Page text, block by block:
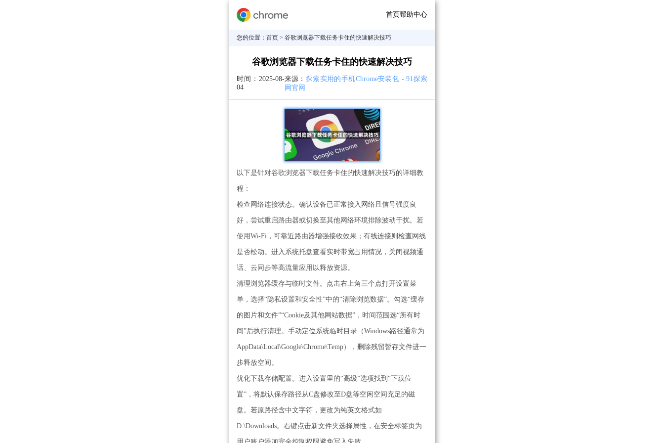
首页帮助中心
您的位置： 首页 > 谷歌浏览器下载任务卡住的快速解决技巧
谷歌浏览器下载任务卡住的快速解决技巧
时间： 2025-08-
04
来源： 探索实用的手机Chrome安装包 - 91探索
网官网
以下是针对谷歌浏览器下载任务卡住的快速解决技巧的详细教
程：
检查网络连接状态。确认设备已正常接入网络且信号强度良
好，尝试重启路由器或切换至其他网络环境排除波动干扰。若
使用Wi-Fi，可靠近路由器增强接收效果；有线连接则检查网线
是否松动。进入系统托盘查看实时带宽占用情况，关闭视频通
话、云同步等高流量应用以释放资源。
清理浏览器缓存与临时文件。点击右上角三个点打开设置菜
单，选择“隐私设置和安全性”中的“清除浏览数据”。勾选“缓存
的图片和文件”“Cookie及其他网站数据”，时间范围选“所有时
间”后执行清理。手动定位系统临时目录（Windows路径通常为
AppData\Local\Google\Chrome\Temp），删除残留暂存文件进一
步释放空间。
优化下载存储配置。进入设置里的“高级”选项找到“下载位
置”，将默认保存路径从C盘修改至D盘等空闲空间充足的磁
盘。若原路径含中文字符，更改为纯英文格式如
D:\Downloads。右键点击新文件夹选择属性，在安全标签页为